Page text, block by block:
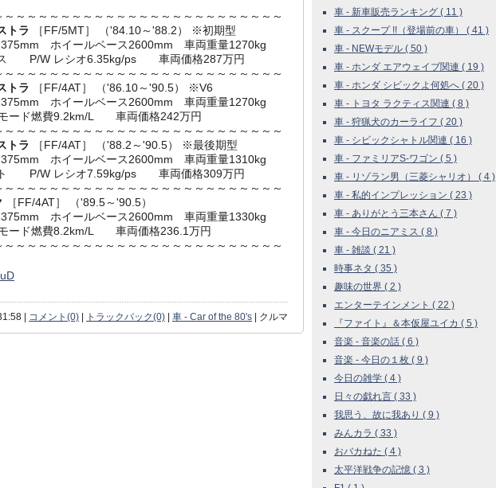
～～～～～～～～～～～～～～～～～～～～～～～～
トラ
［FF/5MT］ （'84.10～'88.2） ※初期型
ホイールベース2600mm 車両重量1270kg
ス P/W レシオ6.35kg/ps 車両価格287万円
～～～～～～～～～～～～～～～～～～～～～～～～
トラ
［FF/4AT］ （'86.10～'90.5） ※V6
ホイールベース2600mm 車両重量1270kg
ード燃費9.2km/L 車両価格242万円
～～～～～～～～～～～～～～～～～～～～～～～～
トラ
［FF/4AT］ （'88.2～'90.5） ※最後期型
ホイールベース2600mm 車両重量1310kg
ト P/W レシオ7.59kg/ps 車両価格309万円
～～～～～～～～～～～～～～～～～～～～～～～～
［FF/4AT］ （'89.5～'90.5）
ホイールベース2600mm 車両重量1330kg
ド燃費8.2km/L 車両価格236.1万円
～～～～～～～～～～～～～～～～～～～～～～～～
| コメント(0) | トラックバック(0) | 車 - Car of the 80's | クルマ
車 - 新車販売ランキング ( 11 )
車 - スクープ !!（登場前の車） ( 41 )
車 - NEWモデル ( 50 )
車 - ホンダ エアウェイブ関連 ( 19 )
車 - ホンダ シビックよ何処へ ( 20 )
車 - トヨタ ラクティス関連 ( 8 )
車 - 狩猟犬のカーライフ ( 20 )
車 - シビックシャトル関連 ( 16 )
車 - ファミリアS-ワゴン ( 5 )
車 - リゾラン男（三菱シャリオ） ( 4 )
車 - 私的インプレッション ( 23 )
車 - ありがとう三本さん ( 7 )
車 - 今日のニアミス ( 8 )
車 - 雑談 ( 21 )
時事ネタ ( 35 )
趣味の世界 ( 2 )
エンターテインメント ( 22 )
『ファイト』＆本仮屋ユイカ ( 5 )
音楽 - 音楽の話 ( 6 )
音楽 - 今日の１枚 ( 9 )
今日の雑学 ( 4 )
日々の戯れ言 ( 33 )
我思う、故に我あり ( 9 )
みんカラ ( 33 )
おバカねた ( 4 )
太平洋戦争の記憶 ( 3 )